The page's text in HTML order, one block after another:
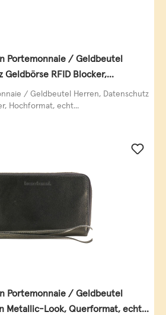
Portemonnaie / Geldbeutel
Geldbörse RFID Blocker,
taupe
/ Geldbeutel Herren, Datenschutz
Hochformat, echt...
Portemonnaie / Geldbeutel
Metallic-Look, Querformat, echt